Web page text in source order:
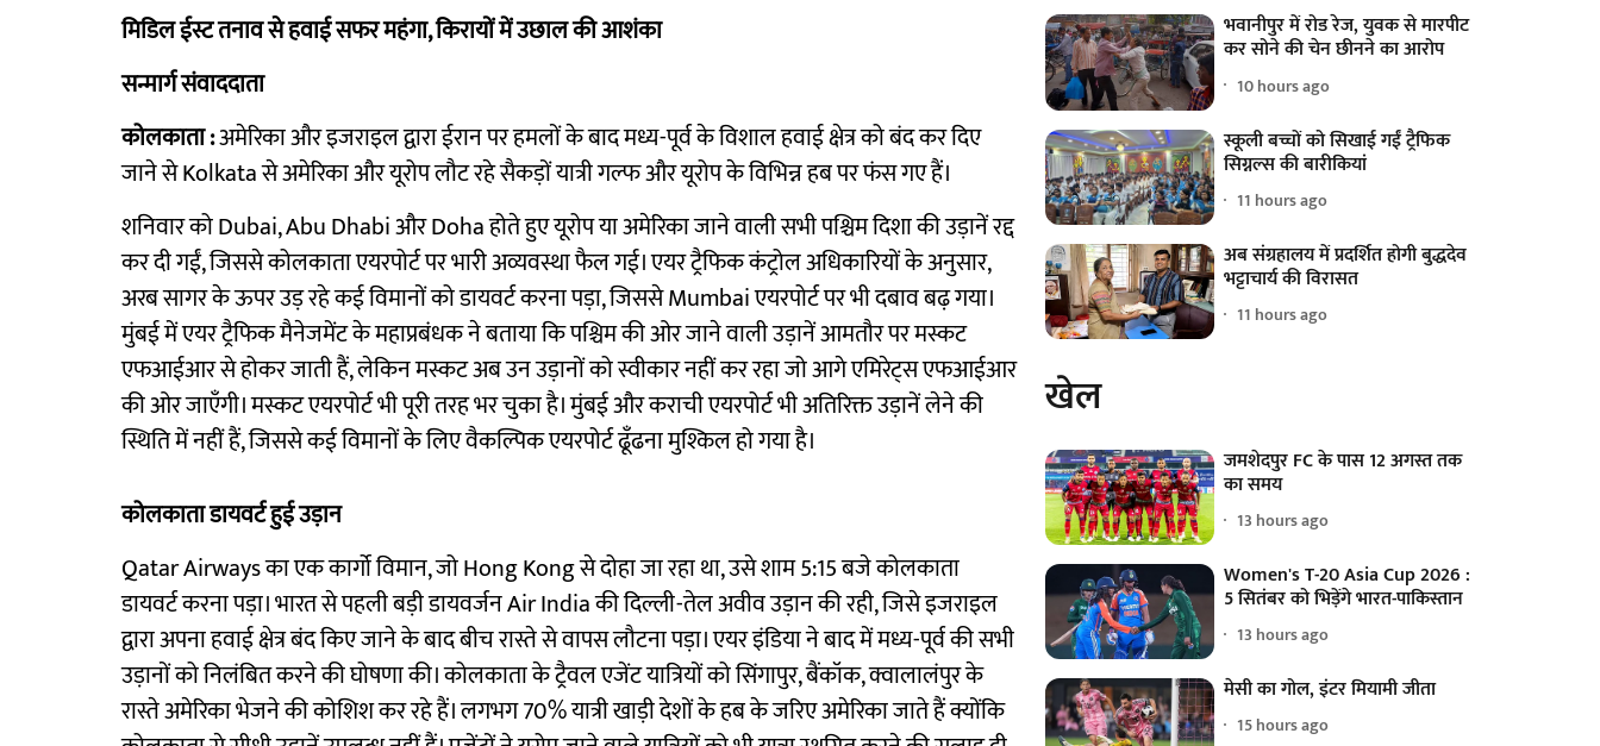
मिडिल ईस्ट तनाव से हवाई सफर महंगा, किरायों में उछाल की आशंका
सन्मार्ग संवाददाता
कोलकाता :अमेरिका और इजराइल द्वारा ईरान पर हमलों के बाद मध्य-पूर्व के विशाल हवाई क्षेत्र को बंद कर दिए
जाने से Kolkata से अमेरिका और यूरोप लौट रहे सैकड़ों यात्री गल्फ और यूरोप के विभिन्न हब पर फंस गए हैं।
शनिवार को Dubai, Abu Dhabi और Doha होते हुए यूरोप या अमेरिका जाने वाली सभी पश्चिम दिशा की उड़ानें रद्द
कर दी गईं, जिससे कोलकाता एयरपोर्ट पर भारी अव्यवस्था फैल गई। एयर ट्रैफिक कंट्रोल अधिकारियों के अनुसार,
अरब सागर के ऊपर उड़ रहे कई विमानों को डायवर्ट करना पड़ा, जिससे Mumbai एयरपोर्ट पर भी दबाव बढ़ गया।
मुंबई में एयर ट्रैफिक मैनेजमेंट के महाप्रबंधक ने बताया कि पश्चिम की ओर जाने वाली उड़ानें आमतौर पर मस्कट
एफआईआर से होकर जाती हैं, लेकिन मस्कट अब उन उड़ानों को स्वीकार नहीं कर रहा जो आगे एमिरेट्स एफआईआर
की ओर जाएँगी। मस्कट एयरपोर्ट भी पूरी तरह भर चुका है। मुंबई और कराची एयरपोर्ट भी अतिरिक्त उड़ानें लेने की
स्थिति में नहीं हैं, जिससे कई विमानों के लिए वैकल्पिक एयरपोर्ट ढूँढना मुश्किल हो गया है।
कोलकाता डायवर्ट हुई उड़ान
Qatar Airways का एक कार्गो विमान, जो Hong Kong से दोहा जा रहा था, उसे शाम 5:15 बजे कोलकाता
डायवर्ट करना पड़ा। भारत से पहली बड़ी डायवर्जन Air India की दिल्ली-तेल अवीव उड़ान की रही, जिसे इजराइल
द्वारा अपना हवाई क्षेत्र बंद किए जाने के बाद बीच रास्ते से वापस लौटना पड़ा। एयर इंडिया ने बाद में मध्य-पूर्व की सभी
उड़ानों को निलंबित करने की घोषणा की। कोलकाता के ट्रैवल एजेंट यात्रियों को सिंगापुर, बैंकॉक, क्वालालंपुर के
रास्ते अमेरिका भेजने की कोशिश कर रहे हैं। लगभग 70% यात्री खाड़ी देशों के हब के जरिए अमेरिका जाते हैं क्योंकि
भवानीपुर में रोड रेज, युवक से मारपीट
कर सोने की चेन छीनने का आरोप
10 hours ago
स्कूली बच्चों को सिखाई गईं ट्रैफिक
सिग्नल्स की बारीकियां
11 hours ago
अब संग्रहालय में प्रदर्शित होगी बुद्धदेव
भट्टाचार्य की विरासत
11 hours ago
खेल
जमशेदपुर FC के पास 12 अगस्त तक
का समय
13 hours ago
Women's T-20 Asia Cup 2026 :
5 सितंबर को भिड़ेंगे भारत-पाकिस्तान
13 hours ago
मेसी का गोल, इंटर मियामी जीता
15 hours ago